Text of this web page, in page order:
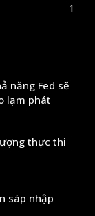
1
năng Fed sẽ
lạm phát
thực thi
sáp nhập